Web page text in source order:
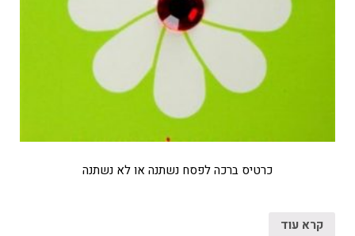
כרטיס ברכה לפסח נשתנה או לא נשתנה
קרא עוד